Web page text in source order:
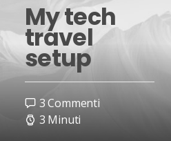
My tech
travel
setup
3 Commenti
3 Minuti